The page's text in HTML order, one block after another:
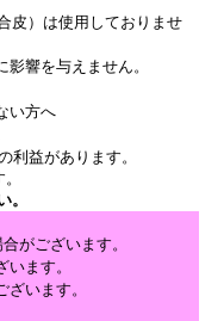
皮）は使用しておりませ
響を与えません。
い方へ
益があります。
。
がございます。
ます。
います。